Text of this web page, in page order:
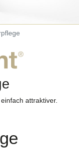
attraktiver.